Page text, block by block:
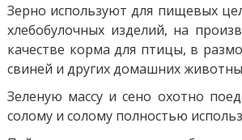
Зерно используют для пищевых
хлебобулочных изделий, на
качестве корма для птицы, в
свиней и других домашних
Зеленую массу и сено охотно
солому и солому полностью